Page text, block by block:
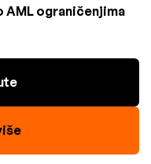
ograničenjima